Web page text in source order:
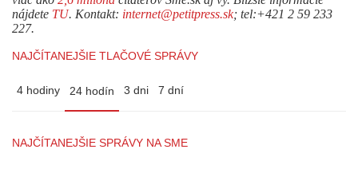
nájdete TU. Kontakt: internet@petitpress.sk; tel:+421 2 59 233
227.
NAJČÍTANEJŠIE TLAČOVÉ SPRÁVY
4 hodiny 24 hodín 3 dni 7 dní
NAJČÍTANEJŠIE SPRÁVY NA SME